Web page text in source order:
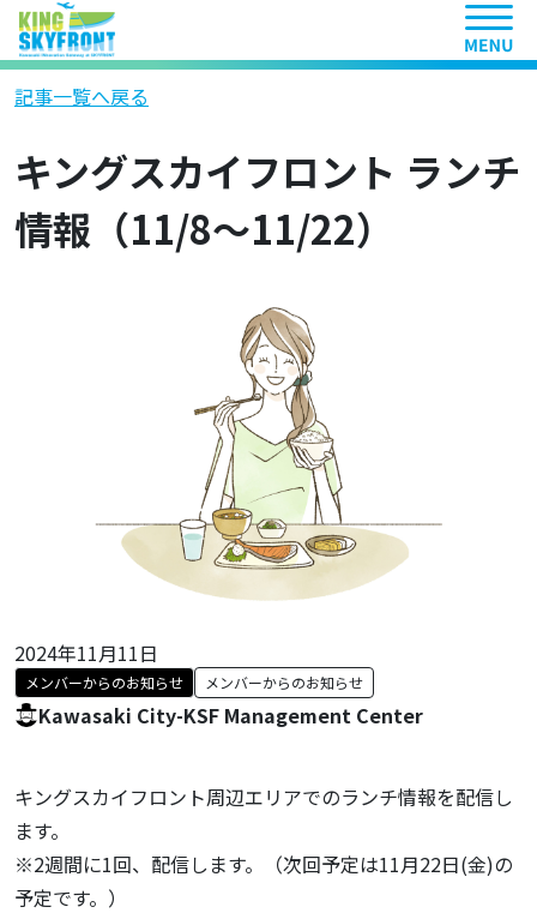
ヘッ
記事一覧へ戻る
キングスカイフロント ランチ
情報（11/8～11/22）
2024年11月11日
メンバーからのお知らせ メンバーからのお知らせ
Kawasaki City-KSF Management Center
キングスカイフロント周辺エリアでのランチ情報を配信し
ます。
※2週間に1回、配信します。（次回予定は11月22日(金)の
予定です。）